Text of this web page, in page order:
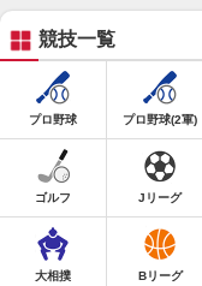
競技一覧
プロ野球 プロ野球(2軍)
ゴルフ Jリーグ
大相撲 Bリーグ